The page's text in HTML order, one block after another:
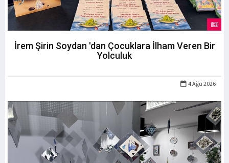
İrem Şirin Soydan 'dan Çocuklara İlham Veren Bir
Yolculuk
4 Ağu 2026